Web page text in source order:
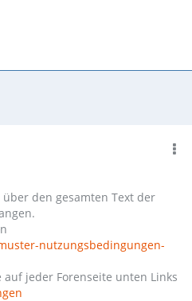
den gesamten Text der
nutzungsbedingungen-
jeder Forenseite unten Links